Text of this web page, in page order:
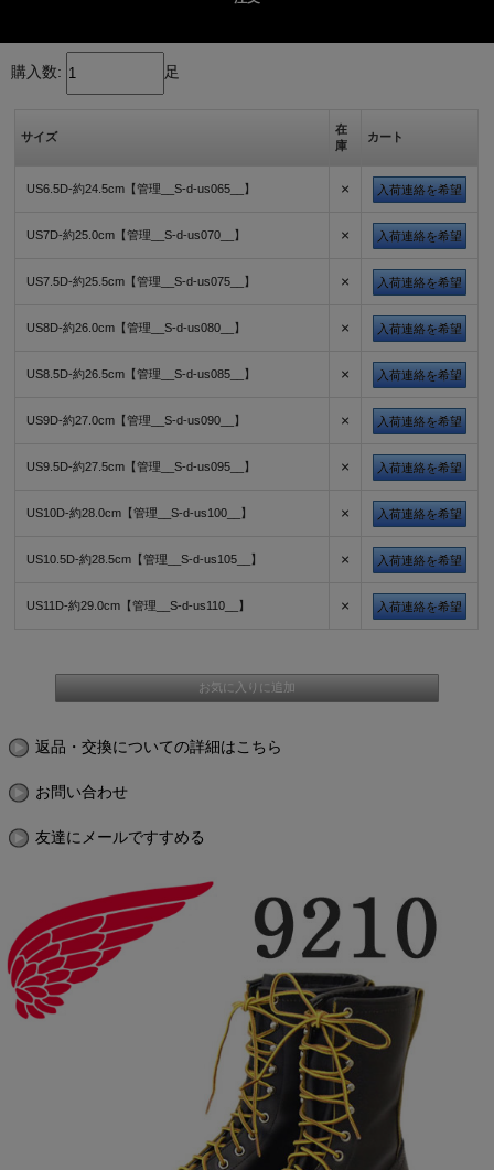
購入数: 足
サイズ
在
庫
カート
US6.5D-約24.5cm【管理__S-d-us065__】 × 入荷連絡を希望
US7D-約25.0cm【管理__S-d-us070__】 × 入荷連絡を希望
US7.5D-約25.5cm【管理__S-d-us075__】 × 入荷連絡を希望
US8D-約26.0cm【管理__S-d-us080__】 × 入荷連絡を希望
US8.5D-約26.5cm【管理__S-d-us085__】 × 入荷連絡を希望
US9D-約27.0cm【管理__S-d-us090__】 × 入荷連絡を希望
US9.5D-約27.5cm【管理__S-d-us095__】 × 入荷連絡を希望
US10D-約28.0cm【管理__S-d-us100__】 × 入荷連絡を希望
US10.5D-約28.5cm【管理__S-d-us105__】 × 入荷連絡を希望
US11D-約29.0cm【管理__S-d-us110__】 × 入荷連絡を希望
返品・交換についての詳細はこちら
お問い合わせ
友達にメールですすめる